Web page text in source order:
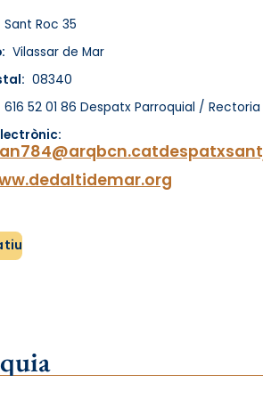
Sant Roc 35
Vilassar de Mar
08340
616 52 01 86 Despatx Parroquial / Rectoria